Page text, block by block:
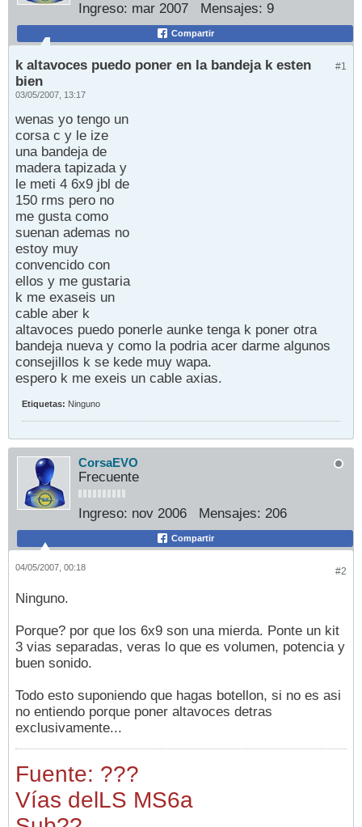
Ingreso: mar 2007 Mensajes: 9
Compartir
#1
k altavoces puedo poner en la bandeja k esten
bien
03/05/2007, 13:17
wenas yo tengo un
corsa c y le ize
una bandeja de
madera tapizada y
le meti 4 6x9 jbl de
150 rms pero no
me gusta como
suenan ademas no
estoy muy
convencido con
ellos y me gustaria
k me exaseis un
cable aber k
altavoces puedo ponerle aunke tenga k poner otra
bandeja nueva y como la podria acer darme algunos
consejillos k se kede muy wapa.
espero k me exeis un cable axias.
Etiquetas: Ninguno
CorsaEVO
Frecuente
Ingreso: nov 2006 Mensajes: 206
Compartir
#2
04/05/2007, 00:18
Ninguno.
Porque? por que los 6x9 son una mierda. Ponte un kit
3 vias separadas, veras lo que es volumen, potencia y
buen sonido.
Todo esto suponiendo que hagas botellon, si no es asi
no entiendo porque poner altavoces detras
exclusivamente...
Fuente: ???
Vías delLS MS6a